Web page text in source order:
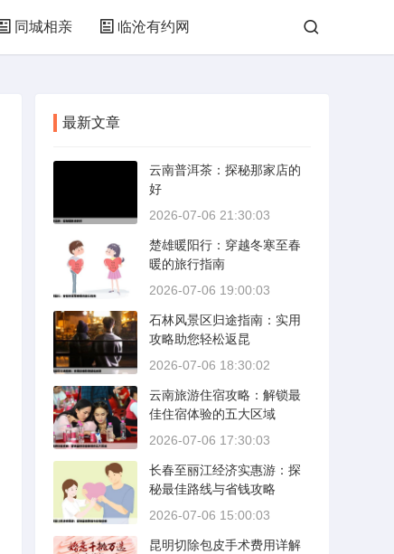
同城相亲 临沧有约网
最新文章
云南普洱茶：探秘那家店的
好
2026-07-06 21:30:03
楚雄暖阳行：穿越冬寒至春
暖的旅行指南
2026-07-06 19:00:03
石林风景区归途指南：实用
攻略助您轻松返昆
2026-07-06 18:30:02
云南旅游住宿攻略：解锁最
佳住宿体验的五大区域
2026-07-06 17:30:03
长春至丽江经济实惠游：探
秘最佳路线与省钱攻略
2026-07-06 15:00:03
昆明切除包皮手术费用详解